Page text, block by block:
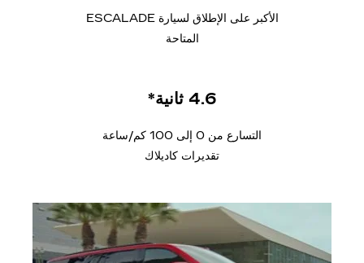
الأكبر على الإطلاق لسيارة ESCALADE
المتاحة
4.6 ثانية*
التسارع من 0 إلى 100 كم/ساعة
تقديرات كاديلاك